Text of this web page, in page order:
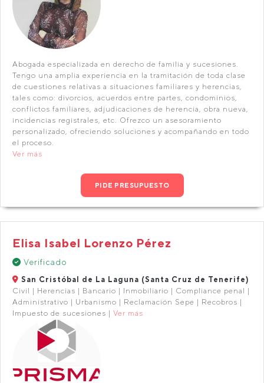
Abogada especializada en derecho de familia y sucesiones.
Tengo una amplia experiencia en la tramitación de toda clase
de cuestiones relativas a situaciones familiares y herencias,
tales como: divorcios, acuerdos entre partes, condominios,
conflictos familiares, adjudicaciones de herencia, obra nueva,
incidencias registrales, etc. Ofrezco un asesoramiento
personalizado, ofreciendo soluciones y acompañando en todo
el proceso.
Ver más
PIDE PRESUPUESTO
Elisa Isabel Lorenzo Pérez
Verificado
San Cristóbal de La Laguna (Santa Cruz de Tenerife)
Civil | Herencias | Bancario | Inmobiliario | Compliance penal |
Administrativo | Urbanismo | Reclamación Sepe | Recobros |
Impuesto de sucesiones | Ver más